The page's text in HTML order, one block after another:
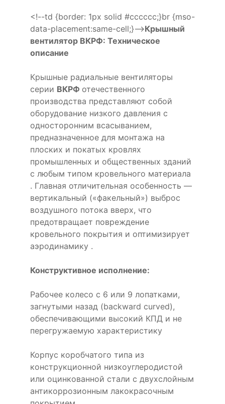
<!--td {border: 1px solid #cccccc;}br {mso-
data-placement:same-cell;}-->Крышный
вентилятор ВКРФ: Техническое
описание
Крышные радиальные вентиляторы
серии ВКРФ отечественного
производства представляют собой
оборудование низкого давления с
односторонним всасыванием,
предназначенное для монтажа на
плоских и покатых кровлях
промышленных и общественных зданий
с любым типом кровельного материала
. Главная отличительная особенность —
вертикальный («факельный») выброс
воздушного потока вверх, что
предотвращает повреждение
кровельного покрытия и оптимизирует
аэродинамику .
Конструктивное исполнение:
Рабочее колесо с 6 или 9 лопатками,
загнутыми назад (backward curved),
обеспечивающими высокий КПД и не
перегружаемую характеристику
Корпус коробчатого типа из
конструкционной низкоуглеродистой
или оцинкованной стали с двухслойным
антикоррозионным лакокрасочным